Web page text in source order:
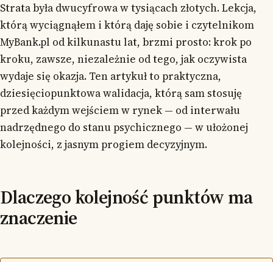
Strata była dwucyfrowa w tysiącach złotych. Lekcja,
którą wyciągnąłem i którą daję sobie i czytelnikom
MyBank.pl od kilkunastu lat, brzmi prosto: krok po
kroku, zawsze, niezależnie od tego, jak oczywista
wydaje się okazja. Ten artykuł to praktyczna,
dziesięciopunktowa walidacja, którą sam stosuję
przed każdym wejściem w rynek — od interwału
nadrzędnego do stanu psychicznego — w ułożonej
kolejności, z jasnym progiem decyzyjnym.
Dlaczego kolejność punktów ma
znaczenie